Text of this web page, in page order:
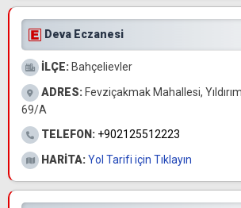
Deva Eczanesi
İLÇE: Bahçelievler
ADRES: Fevziçakmak Mahallesi,
69/A
TELEFON: +902125512223
HARİTA:Yol Tarifi için Tıklayın